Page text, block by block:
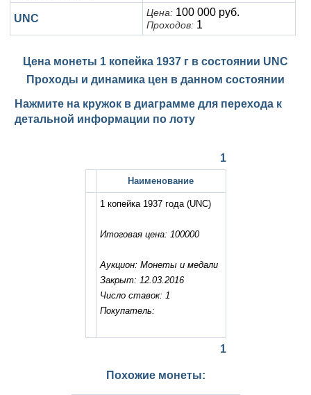
UNC Цена: 100 000 руб.
Проходов: 1
Цена монеты 1 копейка 1937 г в состоянии UNC
Проходы и динамика цен в данном состоянии
Нажмите на кружок в диаграмме для перехода к
детальной информации по лоту
1
Наименование
1 копейка 1937 года(UNC)
Итоговая цена: 100000
Аукцион: Монеты и медали
Закрыт: 12.03.2016
Число ставок: 1
Покупатель:
1
Похожие монеты: